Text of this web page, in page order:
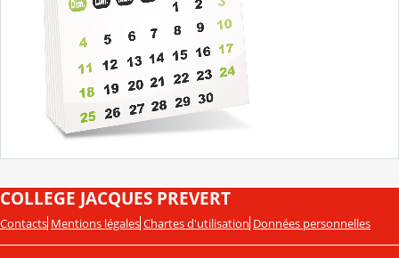
COLLEGE JACQUES PREVERT
Contacts Mentions légales Chartes d'utilisation Données personnelles